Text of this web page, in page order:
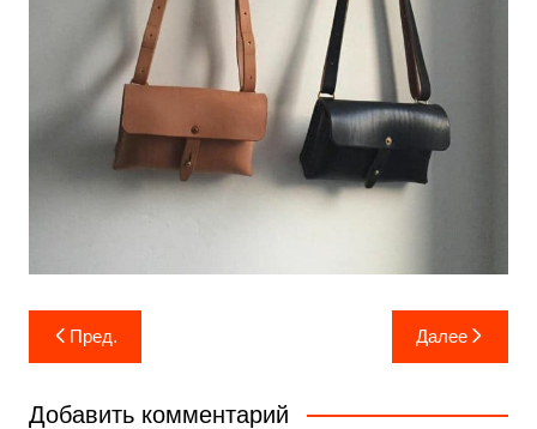
Навигация
по
записям
Пред. Далее
Добавить комментарий